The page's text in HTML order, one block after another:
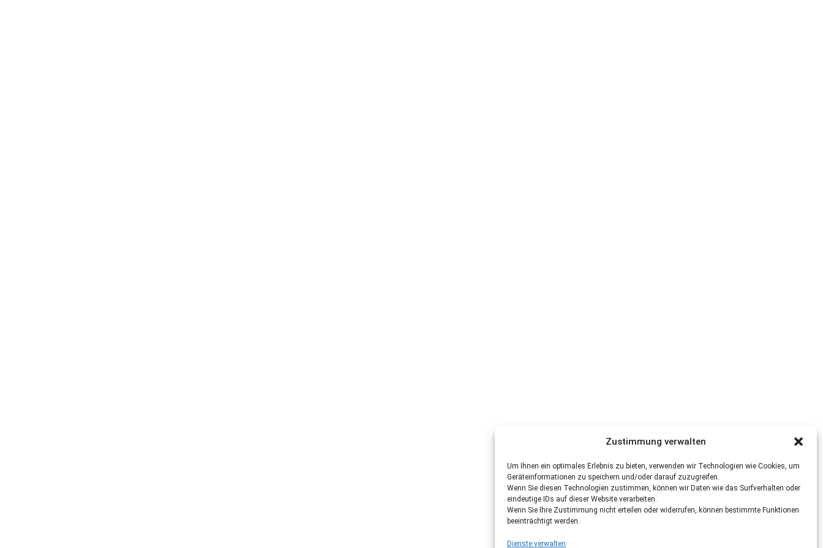
Zustimmung verwalten
Um Ihnen ein optimales Erlebnis zu bieten, verwenden wir Technologien wie Cookies, um
Geräteinformationen zu speichern und/oder darauf zuzugreifen.
Wenn Sie diesen Technologien zustimmen, können wir Daten wie das Surfverhalten oder
eindeutige IDs auf dieser Website verarbeiten.
Wenn Sie Ihre Zustimmung nicht erteilen oder widerrufen, können bestimmte Funktionen
beeinträchtigt werden.
Dienste verwalten